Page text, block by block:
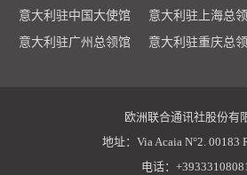
意大利驻中国大使馆
意大利驻上海总
意大利驻广州总领馆
意大利驻重庆总
欧洲联合通讯社股份有
地址：Via Acaia N°2. 00183
电话：